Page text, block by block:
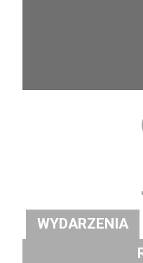
WYDARZENIA